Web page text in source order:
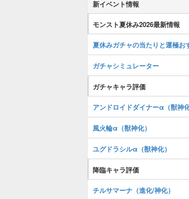
新イベント情報
モンスト夏休み2026最新情報
夏休みガチャの当たりと運極お
ガチャシミュレーター
ガチャキャラ評価
アンドロイドダイナーα（獣神化
風火輪α（獣神化）
ユグドラシルα（獣神化）
降臨キャラ評価
チルサマーナ（進化/神化）